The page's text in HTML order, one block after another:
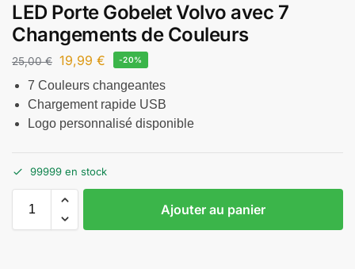
LED Porte Gobelet Volvo avec 7
Changements de Couleurs
25,00€ 19,99 € -20%
7 Couleurs changeantes
Chargement rapide USB
Logo personnalisé disponible
99999 en stock
Ajouter au panier